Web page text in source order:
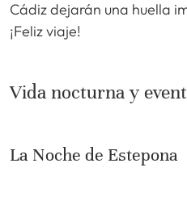
Cádiz dejarán una huella
¡Feliz viaje!
Vida nocturna y
La Noche de Estepona